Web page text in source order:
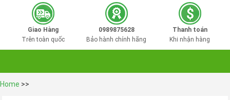
Giao Hàng
Trên toàn quốc
0989875628
Bảo hành chính hãng
Thanh toán
Khi nhận hàng
Home >>